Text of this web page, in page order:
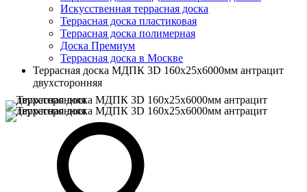
Искусственная террасная доска
Террасная доска пластиковая
Террасная доска полимерная
Доска Премиум
Террасная доска в Москве
Террасная доска МДПК 3D 160x25х6000мм антрацит
двухсторонняя